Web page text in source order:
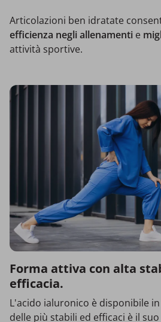
Articolazioni ben idratate
efficienza negli allenamenti e
attività sportive.
Forma attiva con alta
efficacia.
L'acido ialuronico è disponibile
delle più stabili ed efficaci è il suo